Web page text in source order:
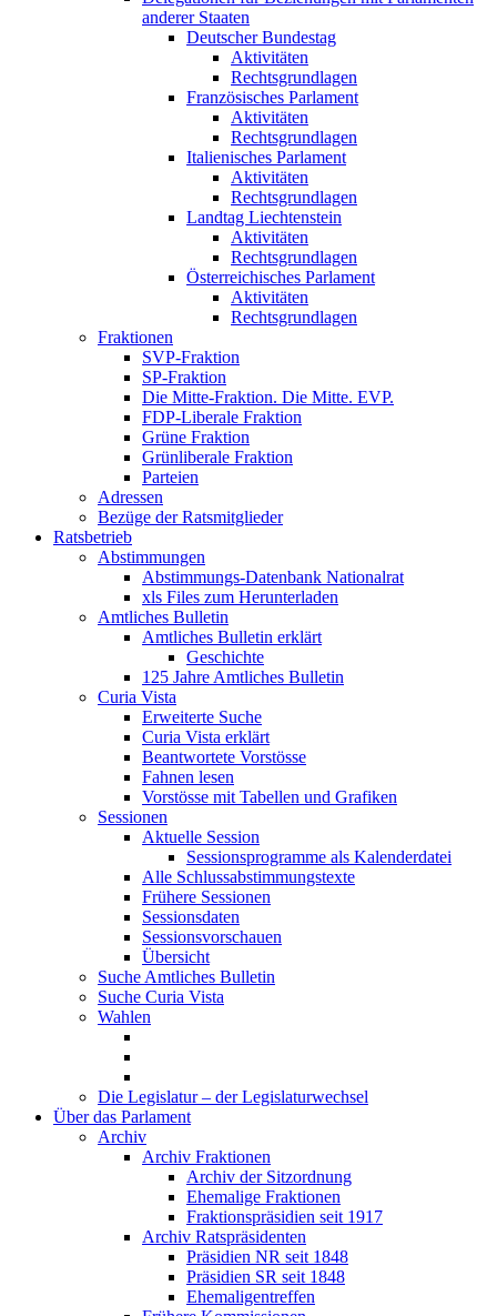
anderer Staaten
Deutscher Bundestag
Aktivitäten
Rechtsgrundlagen
Französisches Parlament
Aktivitäten
Rechtsgrundlagen
Italienisches Parlament
Aktivitäten
Rechtsgrundlagen
Landtag Liechtenstein
Aktivitäten
Rechtsgrundlagen
Österreichisches Parlament
Aktivitäten
Rechtsgrundlagen
Fraktionen
SVP-Fraktion
SP-Fraktion
Die Mitte-Fraktion. Die Mitte. EVP.
FDP-Liberale Fraktion
Grüne Fraktion
Grünliberale Fraktion
Parteien
Adressen
Bezüge der Ratsmitglieder
Ratsbetrieb
Abstimmungen
Abstimmungs-Datenbank Nationalrat
xls Files zum Herunterladen
Amtliches Bulletin
Amtliches Bulletin erklärt
Geschichte
125 Jahre Amtliches Bulletin
Curia Vista
Erweiterte Suche
Curia Vista erklärt
Beantwortete Vorstösse
Fahnen lesen
Vorstösse mit Tabellen und Grafiken
Sessionen
Aktuelle Session
Sessionsprogramme als Kalenderdatei
Alle Schlussabstimmungstexte
Frühere Sessionen
Sessionsdaten
Sessionsvorschauen
Übersicht
Suche Amtliches Bulletin
Suche Curia Vista
Wahlen
Die Legislatur – der Legislaturwechsel
Über das Parlament
Archiv
Archiv Fraktionen
Archiv der Sitzordnung
Ehemalige Fraktionen
Fraktionspräsidien seit 1917
Archiv Ratspräsidenten
Präsidien NR seit 1848
Präsidien SR seit 1848
Ehemaligentreffen